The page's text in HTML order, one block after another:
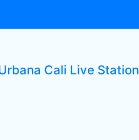
Cali Live Station